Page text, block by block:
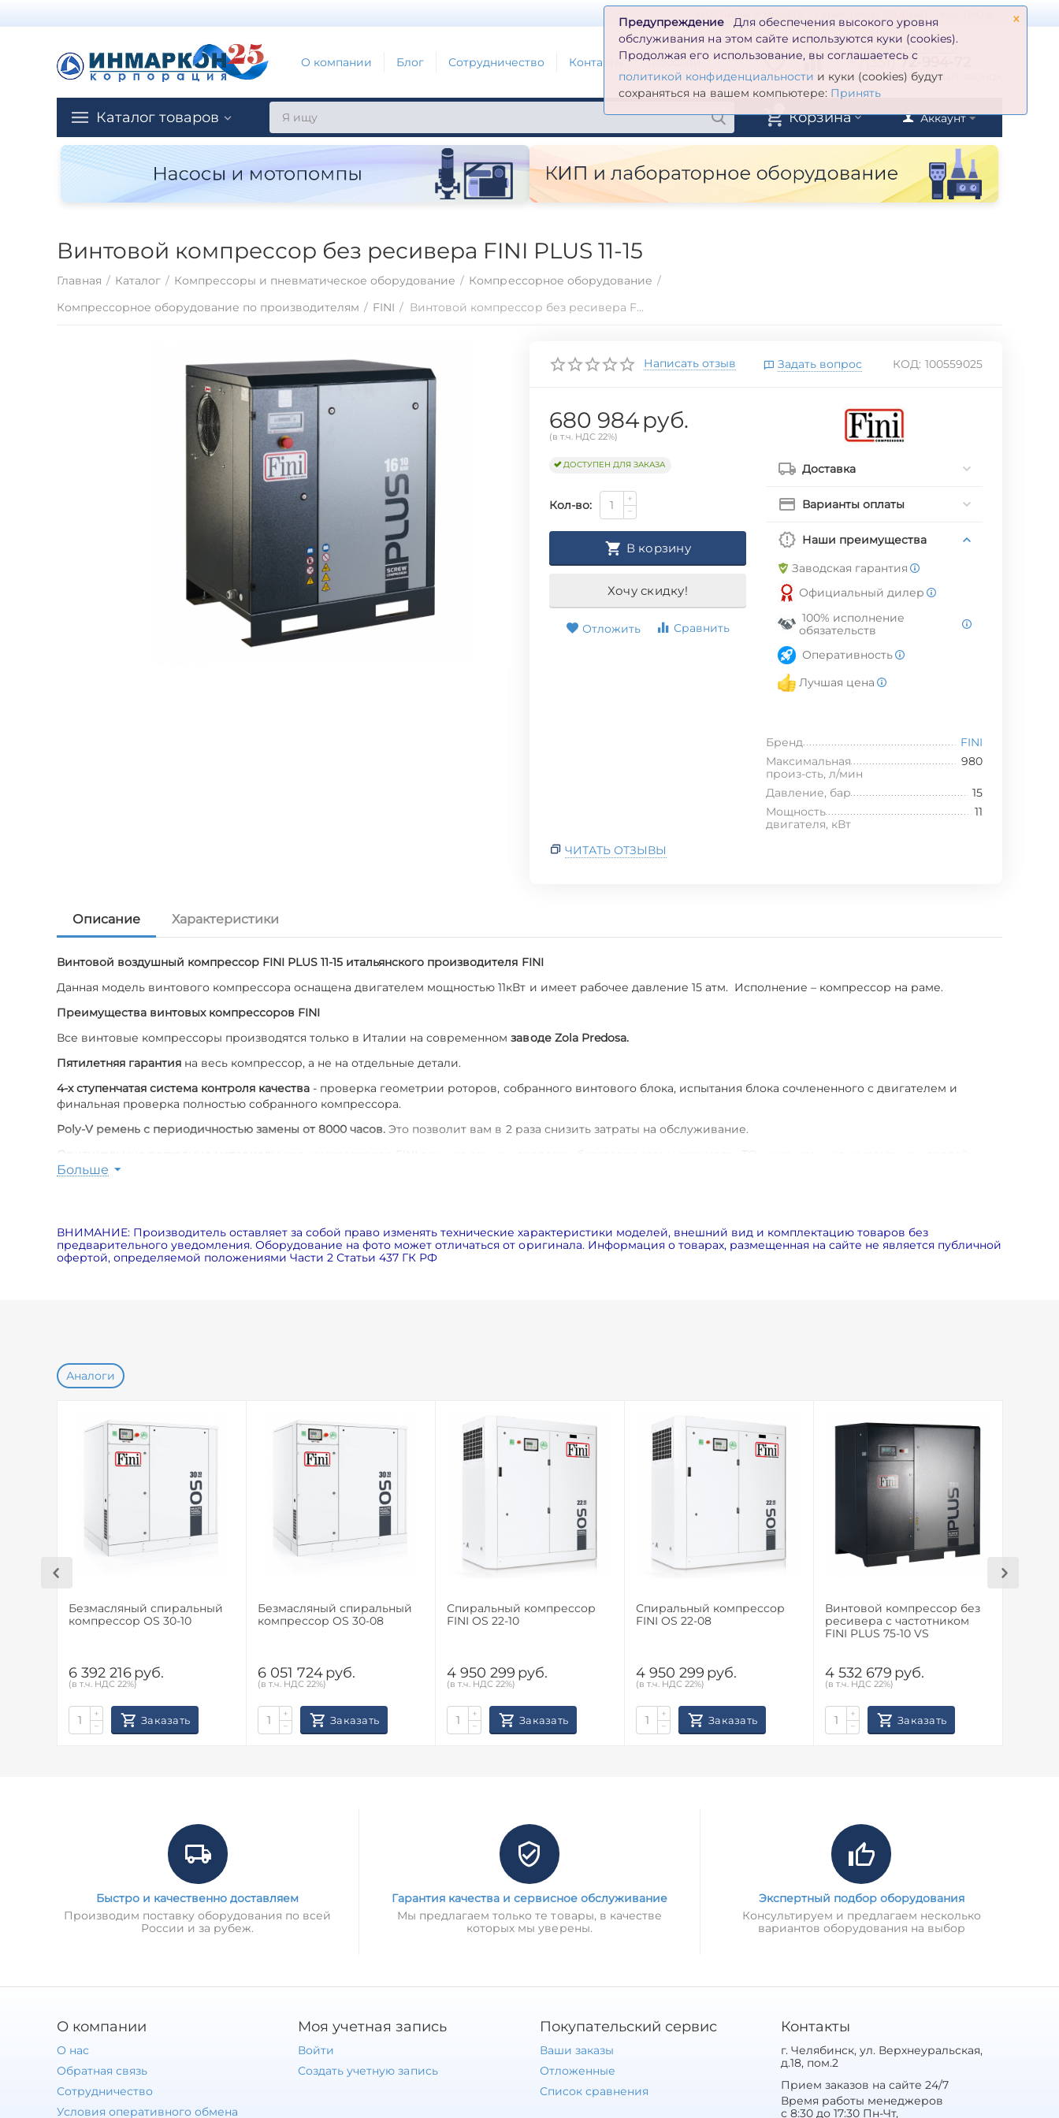
×
Предупреждение
Для обеспечения высокого уровня
обслуживания на этом сайте используются куки (cookies).
Продолжая его использование, вы соглашаетесь с
политикой конфиденциальности и куки (cookies) будут
сохраняться на вашем компьютере: Принять
О компании Блог Сотрудничество Контакты Глоссарий
zakaz@inmarkon.ru
+7(351)72-994-72
Заказать обратный звонок
Каталог товаров Аккаунт
Корзина
Винтовой компрессор без ресивера FINI PLUS 11-15
Главная / Каталог / Компрессоры и пневматическое оборудование / Компрессорное оборудование /
Компрессорное оборудование по производителям / FINI / Винтовой компрессор без ресивера FINI PLUS 11-15
Написать отзыв Задать вопрос КОД: 100559025
680 984руб.
(в т.ч. НДС 22%)
ДОСТУПЕН ДЛЯ ЗАКАЗА
Кол-во:
+
−
В корзину
Хочу скидку!
Отложить Сравнить
Доставка
Варианты оплаты
Наши преимущества
Заводская гарантия
Официальный дилер
100% исполнение
обязательств
Оперативность
Лучшая цена
Бренд
FINI
Максимальная
произ-сть, л/мин
980
Давление, бар
15
Мощность
двигателя, кВт
11
ЧИТАТЬ ОТЗЫВЫ
Описание Характеристики
Винтовой воздушный компрессор FINI PLUS 11-15 итальянского производителя FINI
Данная модель винтового компрессора оснащена двигателем мощностью 11кВт и имеет рабочее давление 15 атм. Исполнение – компрессор на раме.
Преимущества винтовых компрессоров FINI
Все винтовые компрессоры производятся только в Италии на современномзаводе Zola Predosa.
Пятилетняя гарантия на весь компрессор, а не на отдельные детали.
4-х ступенчатая система контроля качества - проверка геометрии роторов, собранного винтового блока, испытания блока сочлененного с двигателем и
финальная проверка полностью собранного компрессора.
Poly-V ремень с периодичностью замены от 8000 часов.Это позволит вам в 2 раза снизить затраты на обслуживание.
Пониженный уровень шума
Возможность использования в экстремальных условияхза счет центробежного вентилятора и радиатора большой площади.
Больше
ВНИМАНИЕ: Производитель оставляет за собой право изменять технические характеристики моделей, внешний вид и комплектацию товаров без
предварительного уведомления. Оборудование на фото может отличаться от оригинала. Информация о товарах, размещенная на сайте не является публичной
офертой, определяемой положениями Части 2 Статьи 437 ГК РФ
Аналоги
Безмасляный спиральный
компрессор OS 30-10
6 392 216руб.
(в т.ч. НДС 22%)
+
−
Заказать
Безмасляный спиральный
компрессор OS 30-08
6 051 724руб.
(в т.ч. НДС 22%)
+
−
Заказать
Спиральный компрессор
FINI OS 22-10
4 950 299 руб.
(в т.ч. НДС 22%)
+
−
Заказать
Спиральный компрессор
FINI OS 22-08
4 950 299 руб.
(в т.ч. НДС 22%)
+
−
Заказать
Винтовой компрессор без
ресивера с частотником
FINI PLUS 75-10 VS
4 532 679 руб.
(в т.ч. НДС 22%)
+
−
Заказать
Быстро и качественно доставляем
Производим поставку оборудования по всей
России и за рубеж.
Гарантия качества и сервисное обслуживание
Мы предлагаем только те товары, в качестве
которых мы уверены.
Экспертный подбор оборудования
Консультируем и предлагаем несколько
вариантов оборудования на выбор
О компании
О нас
Обратная связь
Сотрудничество
Условия оперативного обмена
Моя учетная запись
Войти
Создать учетную запись
Покупательский сервис
Ваши заказы
Отложенные
Список сравнения
Контакты
г. Челябинск, ул. Верхнеуральская,
д.18, пом.2
Прием заказов на сайте 24/7
Время работы менеджеров
с 8:30 до 17:30 Пн-Чт,